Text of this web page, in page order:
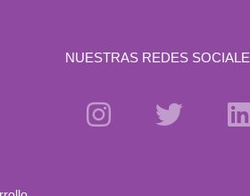
NUESTRAS REDES